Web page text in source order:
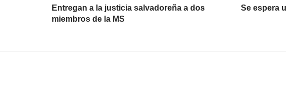
Entregan a la justicia salvadoreña a dos
miembros de la MS
Se espera